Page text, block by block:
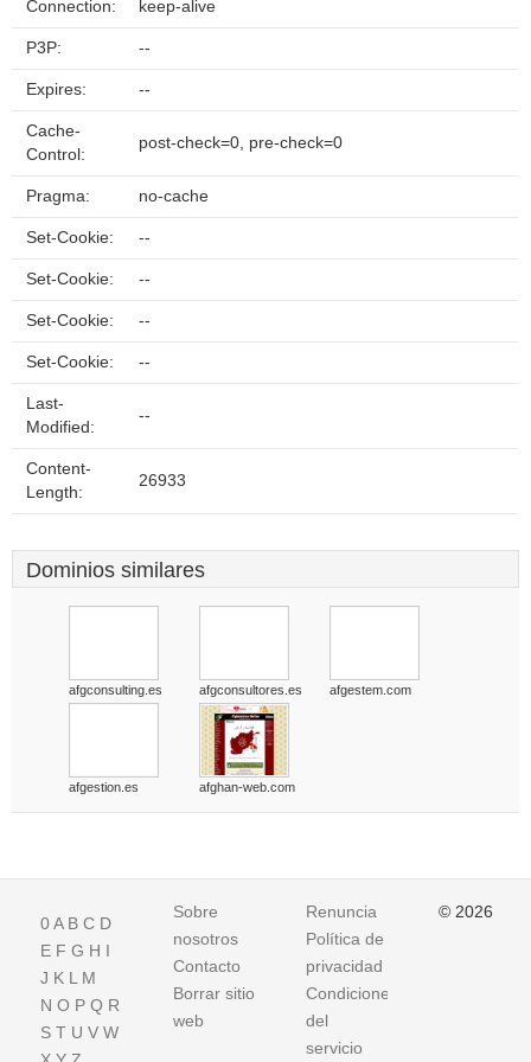
Connection: keep-alive
P3P: --
Expires: --
Cache-
Control:
post-check=0, pre-check=0
Pragma: no-cache
Set-Cookie: --
Set-Cookie: --
Set-Cookie: --
Set-Cookie: --
Last-
Modified:
--
Content-
Length:
26933
Dominios similares
afgconsulting.es afgconsultores.es afgestem.com
afgestion.es afghan-web.com
0A B C D
E F G H I
J K L M
N O P Q R
S T U V W
Sobre
nosotros
Contacto
Borrar sitio
web
Renuncia
Política de
privacidad
Condiciones
del
servicio
© 2026